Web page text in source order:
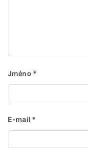
Jméno *
E-mail *